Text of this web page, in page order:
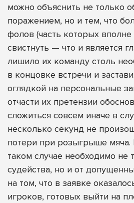
можно объяснить не только
поражением, но и тем, что
фолов (часть которых
свистнуть — что и является
лишило их команду столь
в концовке встречи и
оглядкой на персональные
отчасти их претензии
сложиться совсем иначе в
несколько секунд не
потери при розыгрыше мяча.
таком случае необходимо не
судейства, но и от
на том, что в заявке
игроков, готовых выйти на